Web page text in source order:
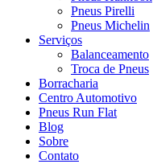
Pneus Pirelli
Pneus Michelin
Serviços
Balanceamento
Troca de Pneus
Borracharia
Centro Automotivo
Pneus Run Flat
Blog
Sobre
Contato